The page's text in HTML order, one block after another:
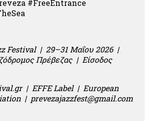
#FreeEntrance
Festival | 29–31 Μαΐου 2026 |
Πρέβεζας | Είσοδος
| EFFE Label | European
| prevezajazzfest@gmail.com